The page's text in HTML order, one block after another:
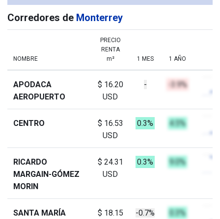
Corredores de Monterrey
NOMBRE
PRECIO
RENTA
m²
1 MES 1 AÑO
APODACA
AEROPUERTO
$ 16.20
USD
- -3.9%
CENTRO
$ 16.53
USD
0.3% 4.5%
RICARDO
MARGAIN-GÓMEZ
MORIN
$ 24.31
USD
0.3% 9.0%
SANTA MARÍA
$ 18.15
-0.7% 0.3%